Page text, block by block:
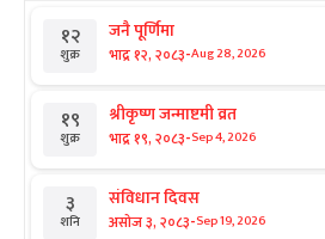
१२
शुक्र
जनै पूर्णिमा
भाद्र १२, २०८३-Aug 28, 2026
१९
शुक्र
श्रीकृष्ण जन्माष्टमी व्रत
भाद्र १९, २०८३-Sep 4, 2026
३
शनि
संविधान दिवस
असोज ३, २०८३-Sep 19, 2026